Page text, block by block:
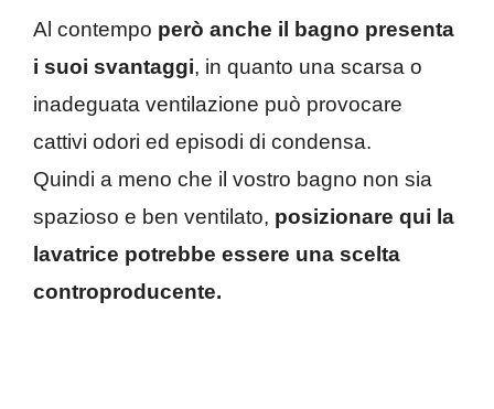
Al contempo però anche il bagno presenta
i suoi svantaggi, in quanto una scarsa o
inadeguata ventilazione può provocare
cattivi odori ed episodi di condensa.
Quindi a meno che il vostro bagno non sia
spazioso e ben ventilato, posizionare qui la
lavatrice potrebbe essere una scelta
controproducente.